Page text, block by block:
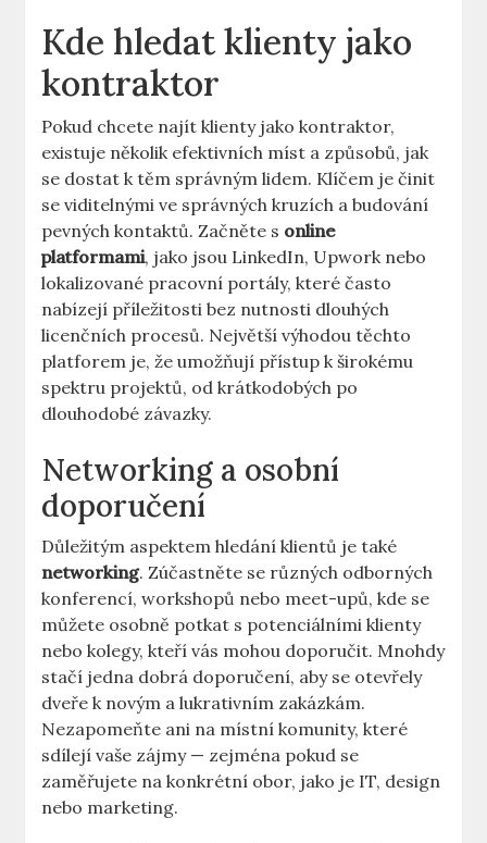
Kde hledat klienty jako
kontraktor
Pokud chcete najít klienty jako kontraktor,
existuje několik efektivních míst a způsobů, jak
se dostat k těm správným lidem. Klíčem je činit
se viditelnými ve správných kruzích a budování
pevných kontaktů. Začněte s online
platformami, jako jsou LinkedIn, Upwork nebo
lokalizované pracovní portály, které často
nabízejí příležitosti bez nutnosti dlouhých
licenčních procesů. Největší výhodou těchto
platforem je, že umožňují přístup k širokému
spektru projektů, od krátkodobých po
dlouhodobé závazky.
Networking a osobní
doporučení
Důležitým aspektem hledání klientů je také
networking. Zúčastněte se různých odborných
konferencí, workshopů nebo meet-upů, kde se
můžete osobně potkat s potenciálními klienty
nebo kolegy, kteří vás mohou doporučit. Mnohdy
stačí jedna dobrá doporučení, aby se otevřely
dveře k novým a lukrativním zakázkám.
Nezapomeňte ani na místní komunity, které
sdílejí vaše zájmy — zejména pokud se
zaměřujete na konkrétní obor, jako je IT, design
nebo marketing.